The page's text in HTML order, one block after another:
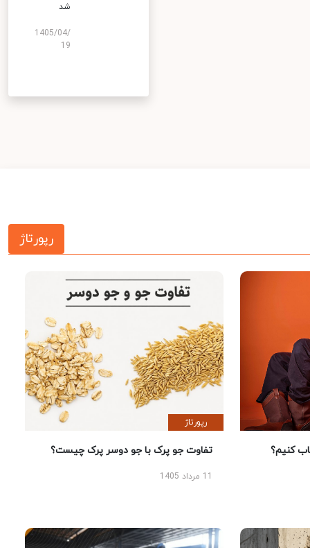
شد
1405/04/
19
رپورتاژ
کنیم؟
رپورتاژ
تفاوت جو پرک با جو دوسر پرک چیست؟